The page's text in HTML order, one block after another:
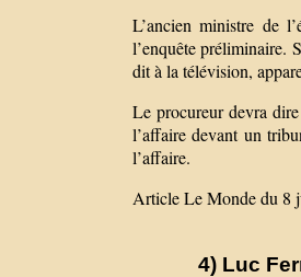
L’ancien ministre de
l’enquête préliminaire.
dit à la télévision,
Le procureur devra
l’affaire devant un
l’affaire.
Article Le Monde du 8
4) Luc